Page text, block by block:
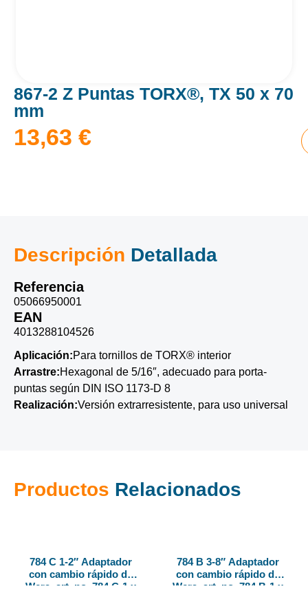
867-2 Z Puntas TORX®, TX 50 x 70
mm
13,63 €
Descripción Detallada
Referencia
05066950001
EAN
4013288104526
Aplicación:Para tornillos de TORX® interior
Arrastre:Hexagonal de 5/16″, adecuado para porta-
puntas según DIN ISO 1173-D 8
Realización:Versión extrarresistente, para uso universal
Productos Relacionados
784 C 1-2″ Adaptador
con cambio rápido de
Wera, art. no. 784 C-1 x
784 B 3-8″ Adaptador
con cambio rápido de
Wera, art. no. 784 B-1 x